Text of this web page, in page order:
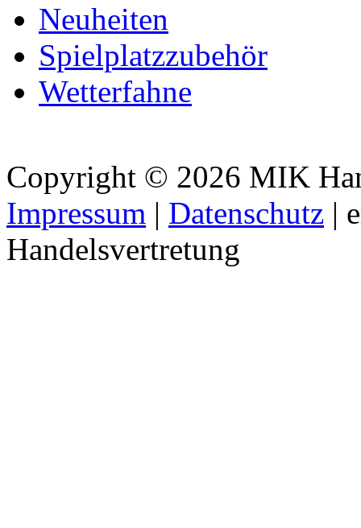
Neuheiten
Spielplatzzubehör
Wetterfahne
Copyright © 2026 MIK
Impressum | Datenschutz |
Handelsvertretung